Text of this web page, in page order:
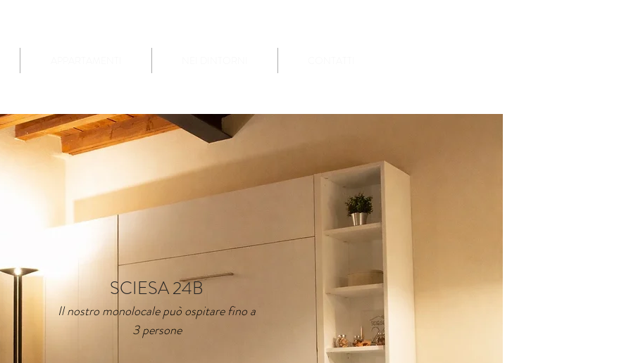
SCIESA 24B
Il nostro monolocale può ospitare fino a
3 persone